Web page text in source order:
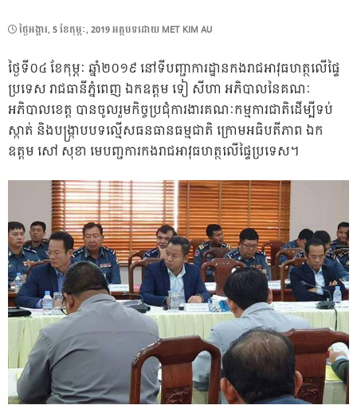
POSTED
ថ្ងៃ​អង្គារ, 5 ខែ​កុម្ភៈ, 2019អត្ថបទដោយ MET KIM AU
ថ្ងៃទី០៤ ខែកុម្ភៈ ឆ្នាំ២០១៩ នៅទីបញ្ជាការដ្ឋានកងរាជអាវុធហត្ថលើផ្ទៃ
ប្រទេស រាជធានីភ្នំពេញ ឯកឧត្តម ទៀ សីហា អភិបាលនៃគណៈ
អភិបាលខេត្ត បានចូលរួមកិច្ចប្រជុំការងារគណៈកម្មការជាតិដើម្បីទប់
ស្កាត់ និងបង្រ្កាបបទល្មើសធនធានធម្មជាតិ ក្រោមអធិបតីភាព ឯក
ឧត្តម សៅ សុខា មេបញ្ជការកងរាជអាវុធហត្ថលើផ្ទៃប្រទេស។